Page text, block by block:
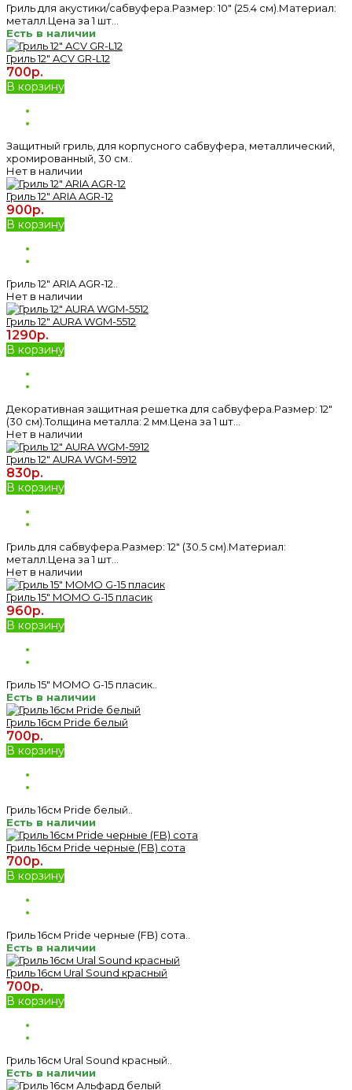
Гриль для акустики/сабвуфера.Размер: 10″ (25.4 см).Материал:
металл.Цена за 1 шт...
Есть в наличии
Гриль 12" ACV GR-L12
700р.
В корзину
Защитный гриль, для корпусного сабвуфера, металлический,
хромированный, 30 см..
Нет в наличии
Гриль 12" ARIA AGR-12
900р.
В корзину
Гриль 12" ARIA AGR-12..
Нет в наличии
Гриль 12" AURA WGM-5512
1290р.
В корзину
Декоративная защитная решетка для сабвуфера.Размер: 12″
(30 см).Толщина металла: 2 мм.Цена за 1 шт...
Нет в наличии
Гриль 12" AURA WGM-5912
830р.
В корзину
Гриль для сабвуфера.Размер: 12″ (30.5 см).Материал:
металл.Цена за 1 шт...
Нет в наличии
Гриль 15" MOMO G-15 пласик
960р.
В корзину
Гриль 15" MOMO G-15 пласик..
Есть в наличии
Гриль 16см Pride белый
700р.
В корзину
Гриль 16см Pride белый..
Есть в наличии
Гриль 16см Pride черные (FB) сота
700р.
В корзину
Гриль 16см Pride черные (FB) сота..
Есть в наличии
Гриль 16см Ural Sound красный
700р.
В корзину
Гриль 16см Ural Sound красный..
Есть в наличии